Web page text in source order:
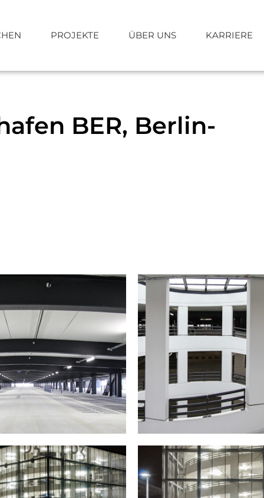
Schlüsselfertigbau
PROJEKTE ÜBER UNS KARRIERE
BER, Berlin-